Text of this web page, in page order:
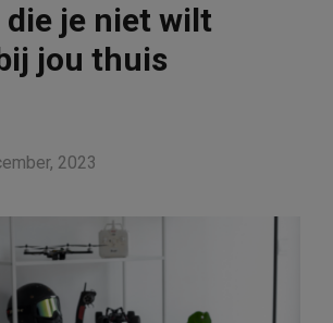
die je niet wilt
jou thuis
2023